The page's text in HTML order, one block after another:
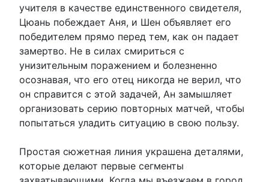
учителя в качестве единственного свидетеля,
Цюань побеждает Аня, и Шен объявляет его
победителем прямо перед тем, как он падает
замертво. Не в силах смириться с
унизительным поражением и болезненно
осознавая, что его отец никогда не верил, что
он справится с этой задачей, Ан замышляет
организовать серию повторных матчей, чтобы
попытаться уладить ситуацию в свою пользу.
Простая сюжетная линия украшена деталями,
которые делают первые сегменты